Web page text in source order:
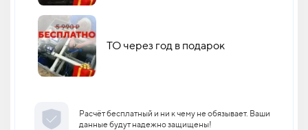
ТО через год в подарок
Расчёт бесплатный и ни к чему не обязывает. Ваши
данные будут надежно защищены!